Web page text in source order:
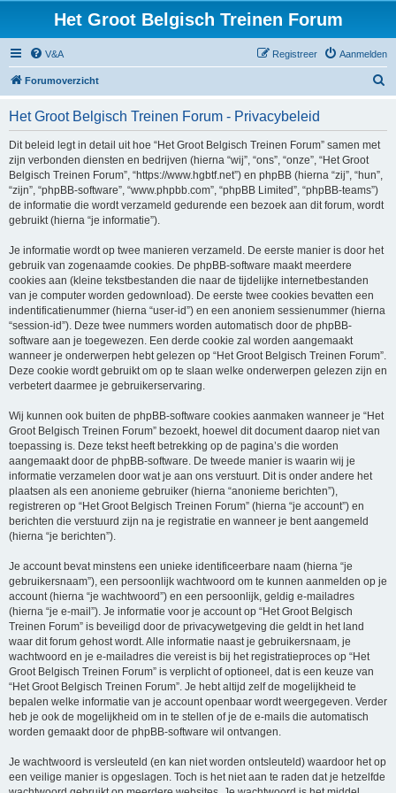
Het Groot Belgisch Treinen Forum
V&A Aanmelden
Registreer
Forumoverzicht
Het Groot Belgisch Treinen Forum - Privacybeleid
Dit beleid legt in detail uit hoe “Het Groot Belgisch Treinen Forum” samen met
zijn verbonden diensten en bedrijven (hierna “wij”, “ons”, “onze”, “Het Groot
Belgisch Treinen Forum”, “https://www.hgbtf.net”) en phpBB (hierna “zij”, “hun”,
“zijn”, “phpBB-software”, “www.phpbb.com”, “phpBB Limited”, “phpBB-teams”)
de informatie die wordt verzameld gedurende een bezoek aan dit forum, wordt
gebruikt (hierna “je informatie”).
Je informatie wordt op twee manieren verzameld. De eerste manier is door het
gebruik van zogenaamde cookies. De phpBB-software maakt meerdere
cookies aan (kleine tekstbestanden die naar de tijdelijke internetbestanden
van je computer worden gedownload). De eerste twee cookies bevatten een
indentificatienummer (hierna “user-id”) en een anoniem sessienummer (hierna
“session-id”). Deze twee nummers worden automatisch door de phpBB-
software aan je toegewezen. Een derde cookie zal worden aangemaakt
wanneer je onderwerpen hebt gelezen op “Het Groot Belgisch Treinen Forum”.
Deze cookie wordt gebruikt om op te slaan welke onderwerpen gelezen zijn en
verbetert daarmee je gebruikerservaring.
Wij kunnen ook buiten de phpBB-software cookies aanmaken wanneer je “Het
Groot Belgisch Treinen Forum” bezoekt, hoewel dit document daarop niet van
toepassing is. Deze tekst heeft betrekking op de pagina’s die worden
aangemaakt door de phpBB-software. De tweede manier is waarin wij je
informatie verzamelen door wat je aan ons verstuurt. Dit is onder andere het
plaatsen als een anonieme gebruiker (hierna “anonieme berichten”),
registreren op “Het Groot Belgisch Treinen Forum” (hierna “je account”) en
berichten die verstuurd zijn na je registratie en wanneer je bent aangemeld
(hierna “je berichten”).
Je account bevat minstens een unieke identificeerbare naam (hierna “je
gebruikersnaam”), een persoonlijk wachtwoord om te kunnen aanmelden op je
account (hierna “je wachtwoord”) en een persoonlijk, geldig e-mailadres
(hierna “je e-mail”). Je informatie voor je account op “Het Groot Belgisch
Treinen Forum” is beveiligd door de privacywetgeving die geldt in het land
waar dit forum gehost wordt. Alle informatie naast je gebruikersnaam, je
wachtwoord en je e-mailadres die vereist is bij het registratieproces op “Het
Groot Belgisch Treinen Forum” is verplicht of optioneel, dat is een keuze van
“Het Groot Belgisch Treinen Forum”. Je hebt altijd zelf de mogelijkheid te
bepalen welke informatie van je account openbaar wordt weergegeven. Verder
heb je ook de mogelijkheid om in te stellen of je de e-mails die automatisch
worden gemaakt door de phpBB-software wil ontvangen.
Je wachtwoord is versleuteld (en kan niet worden ontsleuteld) waardoor het op
een veilige manier is opgeslagen. Toch is het niet aan te raden dat je hetzelfde